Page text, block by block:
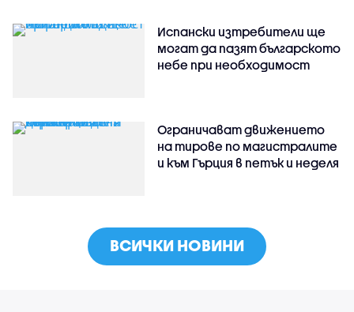
Испански изтребители ще
могат да пазят българското
небе при необходимост
Ограничават движението
на тирове по магистралите
и към Гърция в петък и неделя
ВСИЧКИ НОВИНИ